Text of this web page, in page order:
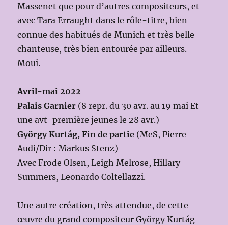
Massenet que pour d’autres compositeurs, et
avec Tara Erraught dans le rôle-titre, bien
connue des habitués de Munich et très belle
chanteuse, très bien entourée par ailleurs.
Moui.
Avril-mai 2022
Palais Garnier (8 repr. du 30 avr. au 19 mai Et
une avt-première jeunes le 28 avr.)
György Kurtág, Fin de partie (MeS, Pierre
Audi/Dir : Markus Stenz)
Avec Frode Olsen, Leigh Melrose, Hillary
Summers, Leonardo Coltellazzi.
Une autre création, très attendue, de cette
œuvre du grand compositeur György Kurtág